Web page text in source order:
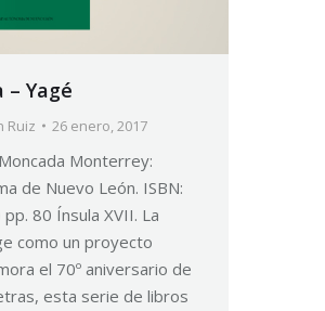
– Yagé
Ruiz 26 enero, 2017
Monterrey:
de Nuevo León. ISBN:
80 Ínsula XVII. La
como un proyecto
el 70º aniversario de
esta serie de libros